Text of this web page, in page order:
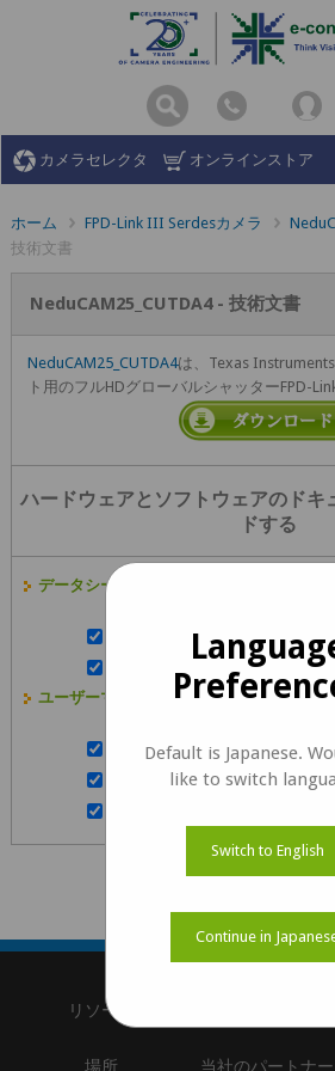
カメラセレクタ オンラインストア
ホーム FPD-Link III Serdesカメラ
技術文書
NeduCAM25_CUTDA4 - 技術文書
NeduCAM25_CUTDA4は、Texas
ト用のフルHDグローバルシャッターFPD-
ハードウェアとソフトウェアのドキ
ドする
データシート :
NeduCAM25_CUTDA4データ
NeduCAM25_CUTDA4レン
ユーザーマニュアル :
NeduCAM25_CUTDA4入門
NeduCAM25_CUTDA4開発者
リソース
場所 当社のパートナー
Default is Japanese.
like to switch
Switch to English
Continue in